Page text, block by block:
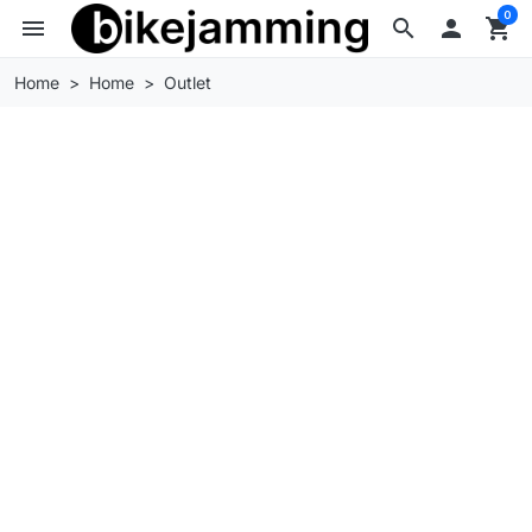
search
menu  shopping_cart
0
Home Home Outlet